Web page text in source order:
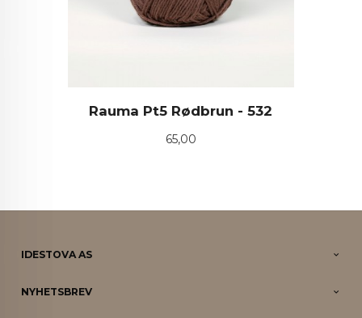
Rauma Pt5 Rødbrun - 532
Pris
65,00
IDESTOVA AS
NYHETSBREV